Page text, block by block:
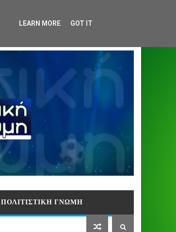
ΠΟΛΙΤΙΣΤΙΚΗ ΓΝΩΜΗ
LEARN MORE GOT IT